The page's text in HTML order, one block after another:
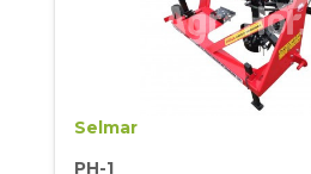
Selmar
PH-1